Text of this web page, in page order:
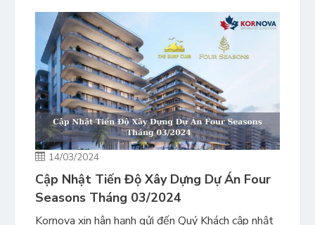
14/03/2024
Cập Nhật Tiến Độ Xây Dựng Dự Án Four
Seasons Tháng 03/2024
Kornova xin hân hạnh gửi đến Quý Khách cập nhật